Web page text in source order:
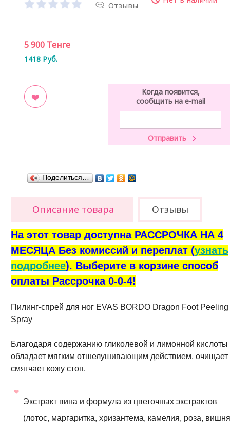
Отзывы
5 900 Тенге
1418 Руб.
Когда появится,
сообщить на e-mail
Поделиться…
Описание товара Отзывы
На этот товар доступна РАССРОЧКА НА 4
МЕСЯЦА Без комиссий и переплат (узнать
подробнее). Выберите в корзине способ
оплаты Рассрочка 0-0-4!
Пилинг-спрей для ног EVAS BORDO Dragon Foot Peeling
Spray
Благодаря содержанию гликолевой и лимонной кислоты
обладает мягким отшелушивающим действием, очищает
смягчает кожу стоп.
Экстракт вина и формула из цветочных экстрактов
(лотос, маргаритка, хризантема, камелия, роза,